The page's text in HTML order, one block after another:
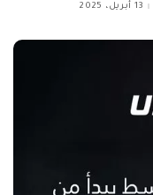
13 أبريل، 2025